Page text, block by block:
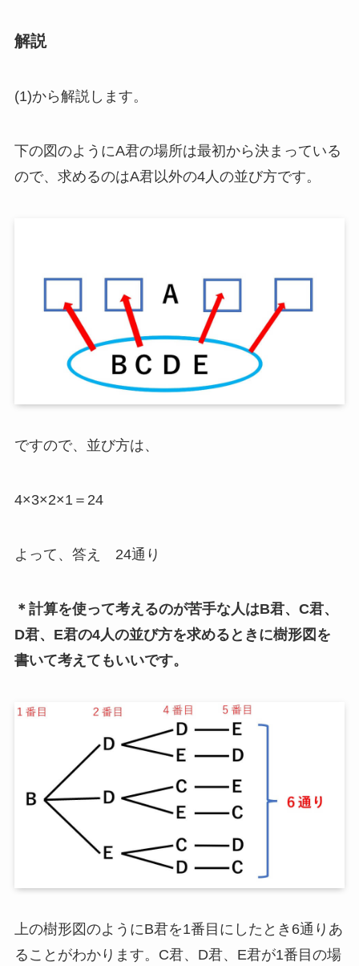
解説
(1)から解説します。
下の図のようにA君の場所は最初から決まっている
ので、求めるのはA君以外の4人の並び方です。
ですので、並び方は、
4×3×2×1＝24
よって、答え 24通り
＊計算を使って考えるのが苦手な人はB君、C君、
D君、E君の4人の並び方を求めるときに樹形図を
書いて考えてもいいです。
上の樹形図のようにB君を1番目にしたとき6通りあ
ることがわかります。C君、D君、E君が1番目の場